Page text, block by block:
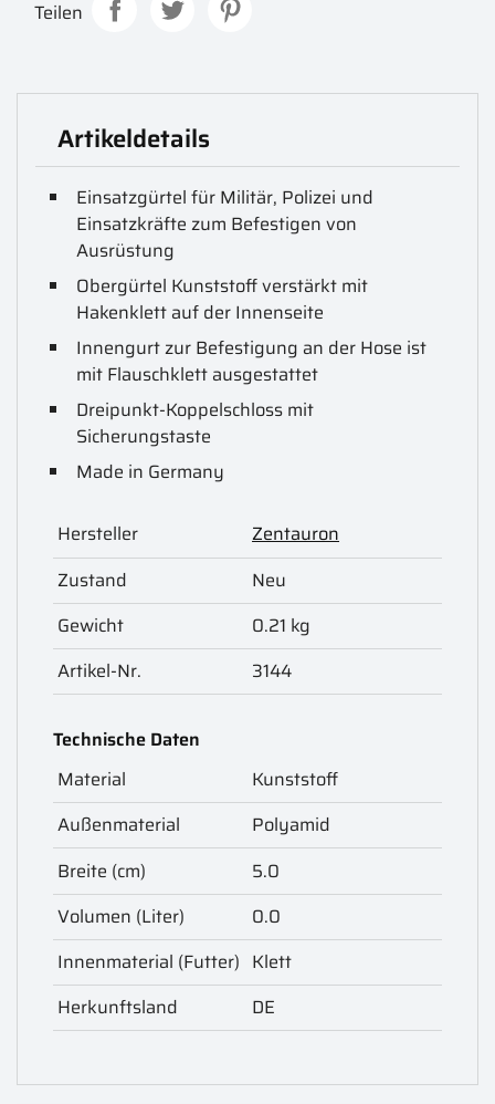
Teilen
Artikeldetails
Einsatzgürtel für Militär, Polizei und
Einsatzkräfte zum Befestigen von
Ausrüstung
Obergürtel Kunststoff verstärkt mit
Hakenklett auf der Innenseite
Innengurt zur Befestigung an der Hose ist
mit Flauschklett ausgestattet
Dreipunkt-Koppelschloss mit
Sicherungstaste
Made in Germany
Hersteller
Zentauron
Zustand
Neu
Gewicht
0.21 kg
Artikel-Nr.
3144
Technische Daten
Material
Kunststoff
Außenmaterial
Polyamid
Breite (cm)
5.0
Volumen (Liter)
0.0
Innenmaterial (Futter) Klett
Herkunftsland
DE